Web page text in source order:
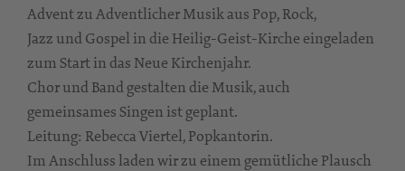
Advent zu Adventlicher Musik aus Pop, Rock,
Jazz und Gospel in die Heilig-Geist-Kirche eingeladen
zum Start in das Neue Kirchenjahr.
Chor und Band gestalten die Musik, auch
gemeinsames Singen ist geplant.
Leitung: Rebecca Viertel, Popkantorin.
Im Anschluss laden wir zu einem gemütliche Plausch